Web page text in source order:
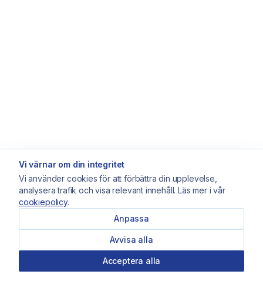
Vi värnar om din integritet
Vi använder cookies för att förbättra din upplevelse,
analysera trafik och visa relevant innehåll. Läs mer i vår
cookiepolicy.
Anpassa
Avvisa alla
Acceptera alla